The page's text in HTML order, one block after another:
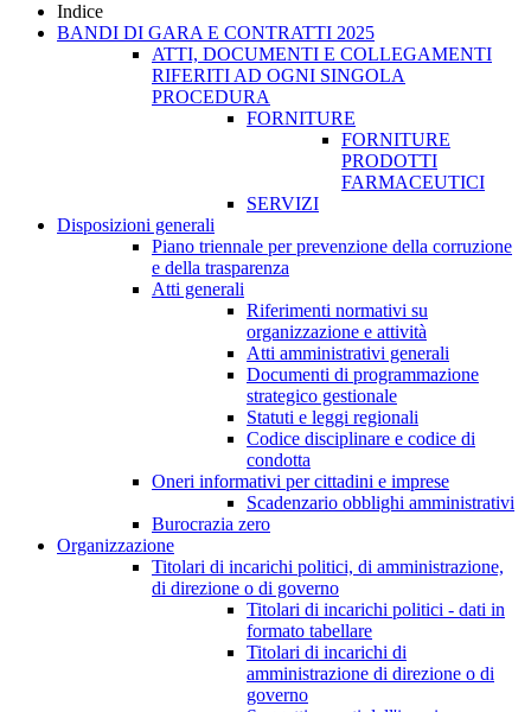
Indice
BANDI DI GARA E CONTRATTI 2025
ATTI, DOCUMENTI E COLLEGAMENTI
RIFERITI AD OGNI SINGOLA
PROCEDURA
FORNITURE
FORNITURE
PRODOTTI
FARMACEUTICI
SERVIZI
Disposizioni generali
Piano triennale per prevenzione della corruzione
e della trasparenza
Atti generali
Riferimenti normativi su
organizzazione e attività
Atti amministrativi generali
Documenti di programmazione
strategico gestionale
Statuti e leggi regionali
Codice disciplinare e codice di
condotta
Oneri informativi per cittadini e imprese
Scadenzario obblighi amministrativi
Burocrazia zero
Organizzazione
Titolari di incarichi politici, di amministrazione,
di direzione o di governo
Titolari di incarichi politici - dati in
formato tabellare
Titolari di incarichi di
amministrazione di direzione o di
governo